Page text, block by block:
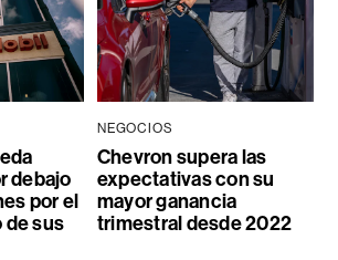
debajo
por el
sus
NEGOCIOS
Chevron supera las
expectativas con su
mayor ganancia
trimestral desde 2022